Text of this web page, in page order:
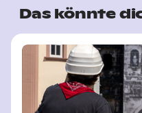
Das könnte